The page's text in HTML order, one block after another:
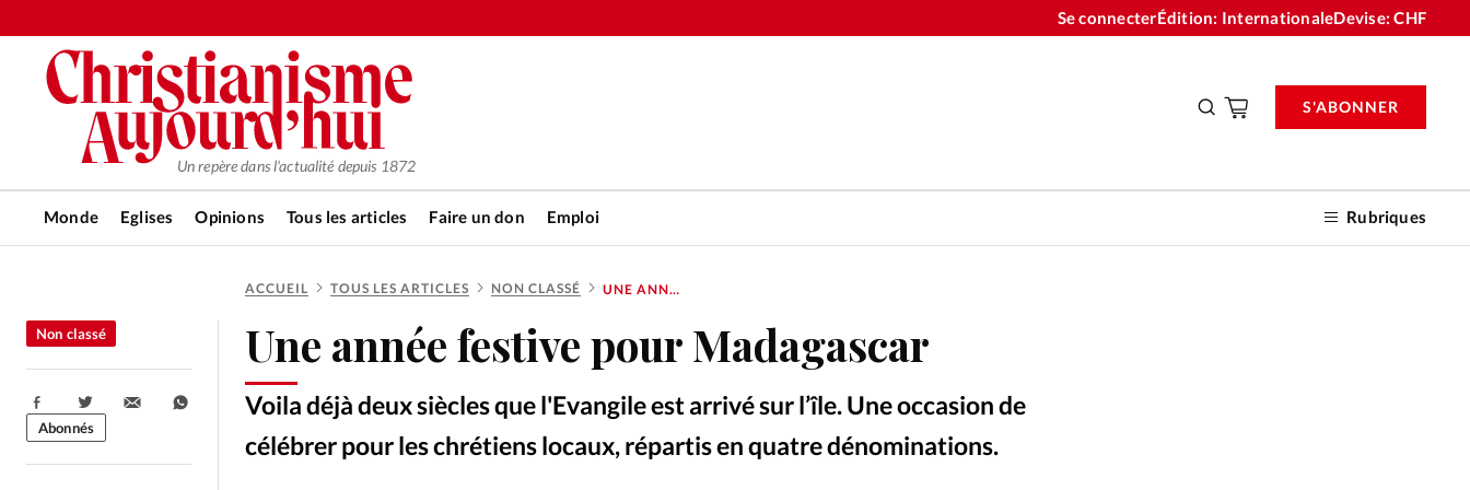
Se connecterÉdition: InternationaleDevise:CHF
Un repère dans l'actualité depuis 1872
Monde Eglises Opinions Tous les articles Faire un don Emploi Rubriques
S'ABONNER
RUBRIQUES
Tous les articles
Actualité chrétienne
Actualité internationale
Chronique
Les abonnements
Faire un don
ACCUEIL TOUS LES ARTICLES NON CLASSÉ UNE ANNÉE FESTIVE POUR MADAGASCAR
Une année festive pour Madagascar
Voila déjà deux siècles que l'Evangile est arrivé sur l’île. Une occasion de
célébrer pour les chrétiens locaux, répartis en quatre dénominations.
Non classé
Partager:
Abonnés